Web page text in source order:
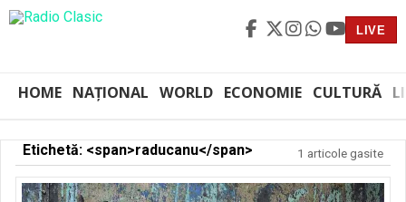
LIVE
HOME NAȚIONAL WORLD ECONOMIE CULTURĂ
Etichetă: <span>raducanu</span> 1 articole gasite